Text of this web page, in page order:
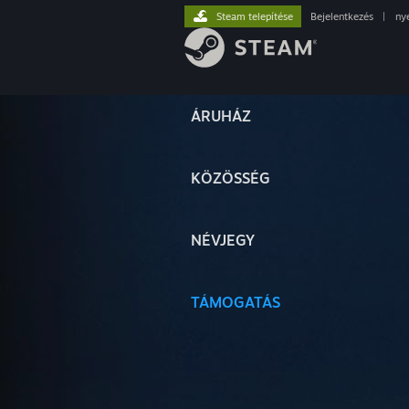
ÁRUHÁZ
KÖZÖSSÉG
NÉVJEGY
TÁMOGATÁS
Steam telepítése Bejelentkezés